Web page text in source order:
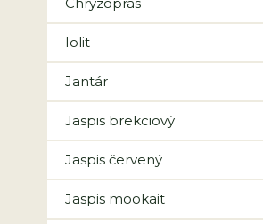
Iolit
Jantár
Jaspis brekciový
Jaspis červený
Jaspis mookait